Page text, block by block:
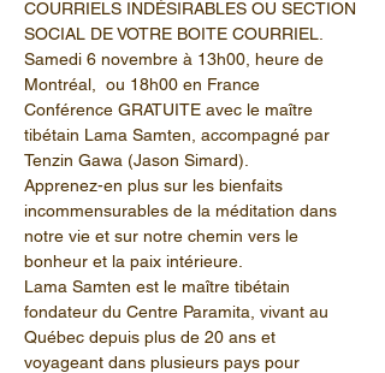
COURRIELS INDÉSIRABLES OU SECTION
SOCIAL DE VOTRE BOITE COURRIEL.
Samedi 6 novembre à 13h00, heure de
Montréal,  ou 18h00 en France
Conférence GRATUITE avec le maître
tibétain Lama Samten, accompagné par
Tenzin Gawa (Jason Simard).
Apprenez-en plus sur les bienfaits
incommensurables de la méditation dans
notre vie et sur notre chemin vers le
bonheur et la paix intérieure.
Lama Samten est le maître tibétain
fondateur du Centre Paramita, vivant au
Québec depuis plus de 20 ans et
voyageant dans plusieurs pays pour